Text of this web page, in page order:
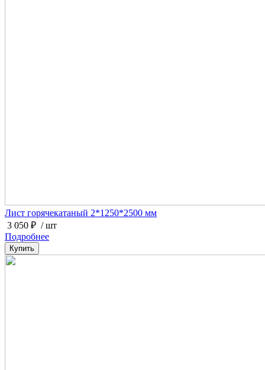
Лист горячекатаный 2*1250*2500 мм
3 050 ₽ / шт
Подробнее